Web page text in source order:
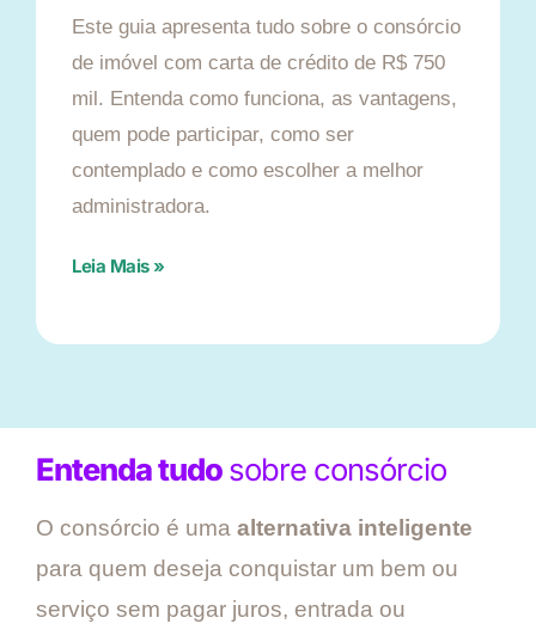
Este guia apresenta tudo sobre o consórcio
de imóvel com carta de crédito de R$ 750
mil. Entenda como funciona, as vantagens,
quem pode participar, como ser
contemplado e como escolher a melhor
administradora.
Leia Mais »
Entenda tudosobre consórcio
O consórcio é uma alternativa inteligente
para quem deseja conquistar um bem ou
serviço sem pagar juros, entrada ou